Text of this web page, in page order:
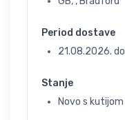
Period dostave
21.08.2026. do
Stanje
Novo s kutijom